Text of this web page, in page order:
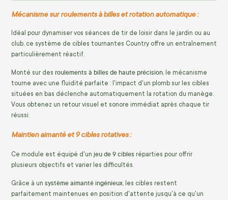
Mécanisme sur roulements à billes et rotation automatique :
Idéal pour dynamiser vos séances de tir de loisir dans le jardin ou au
club, ce système de cibles tournantes Country offre un entraînement
particulièrement réactif.
Monté sur des roulements à billes de haute précision, le mécanisme
tourne avec une fluidité parfaite : l'impact d'un plomb sur les cibles
situées en bas déclenche automatiquement la rotation du manège.
Vous obtenez un retour visuel et sonore immédiat après chaque tir
réussi.
Maintien aimanté et 9 cibles rotatives :
Ce module est équipé d'un jeu de 9 cibles réparties pour offrir
plusieurs objectifs et varier les difficultés.
Grâce à un système aimanté ingénieux , les cibles restent
parfaitement maintenues en position d'attente jusqu'à ce qu'un